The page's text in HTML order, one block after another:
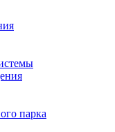
парка